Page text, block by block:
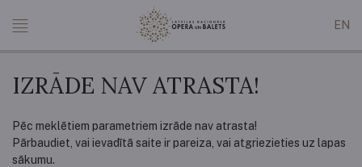
EN
IZRĀDE NAV ATRASTA!
Pēc meklētiem parametriem izrāde nav atrasta!
Pārbaudiet, vai ievadītā saite ir pareiza, vai atgriezieties uz lapas
sākumu.